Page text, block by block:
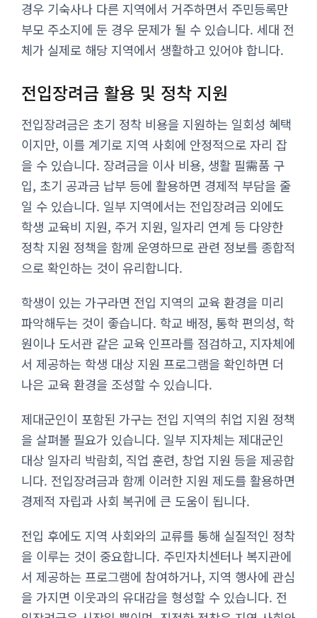
경우 기숙사나 다른 지역에서 거주하면서 주민등록만
부모 주소지에 둔 경우 문제가 될 수 있습니다. 세대 전
체가 실제로 해당 지역에서 생활하고 있어야 합니다.
전입장려금 활용 및 정착 지원
전입장려금은 초기 정착 비용을 지원하는 일회성 혜택
이지만, 이를 계기로 지역 사회에 안정적으로 자리 잡
을 수 있습니다. 장려금을 이사 비용, 생활 필需품 구
입, 초기 공과금 납부 등에 활용하면 경제적 부담을 줄
일 수 있습니다. 일부 지역에서는 전입장려금 외에도
학생 교육비 지원, 주거 지원, 일자리 연계 등 다양한
정착 지원 정책을 함께 운영하므로 관련 정보를 종합적
으로 확인하는 것이 유리합니다.
학생이 있는 가구라면 전입 지역의 교육 환경을 미리
파악해두는 것이 좋습니다. 학교 배정, 통학 편의성, 학
원이나 도서관 같은 교육 인프라를 점검하고, 지자체에
서 제공하는 학생 대상 지원 프로그램을 확인하면 더
나은 교육 환경을 조성할 수 있습니다.
제대군인이 포함된 가구는 전입 지역의 취업 지원 정책
을 살펴볼 필요가 있습니다. 일부 지자체는 제대군인
대상 일자리 박람회, 직업 훈련, 창업 지원 등을 제공합
니다. 전입장려금과 함께 이러한 지원 제도를 활용하면
경제적 자립과 사회 복귀에 큰 도움이 됩니다.
전입 후에도 지역 사회와의 교류를 통해 실질적인 정착
을 이루는 것이 중요합니다. 주민자치센터나 복지관에
서 제공하는 프로그램에 참여하거나, 지역 행사에 관심
을 가지면 이웃과의 유대감을 형성할 수 있습니다. 전